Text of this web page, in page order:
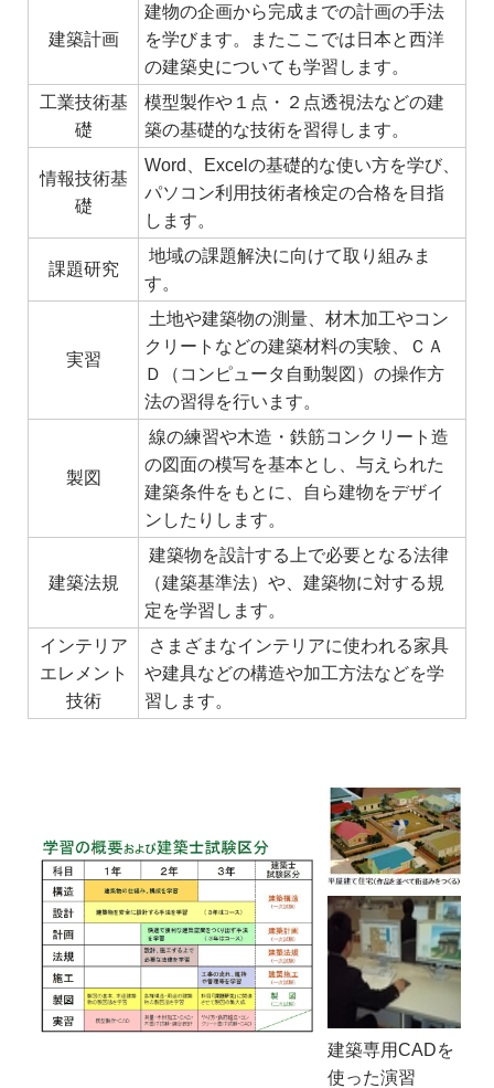
建築計画
建物の企画から完成までの計画の手法
を学びます。またここでは日本と西洋
の建築史についても学習します。
工業技術基
礎
模型製作や１点・２点透視法などの建
築の基礎的な技術を習得します。
情報技術基
礎
Word、Excelの基礎的な使い方を学び、
パソコン利用技術者検定の合格を目指
します。
課題研究
地域の課題解決に向けて取り組みま
す。
実習
土地や建築物の測量、材木加工やコン
クリートなどの建築材料の実験、ＣＡ
Ｄ（コンピュータ自動製図）の操作方
法の習得を行います。
製図
線の練習や木造・鉄筋コンクリート造
の図面の模写を基本とし、与えられた
建築条件をもとに、自ら建物をデザイ
ンしたりします。
建築法規
建築物を設計する上で必要となる法律
（建築基準法）や、建築物に対する規
定を学習します。
インテリア
エレメント
技術
さまざまなインテリアに使われる家具
や建具などの構造や加工方法などを学
習します。
建築専用CADを
使った演習